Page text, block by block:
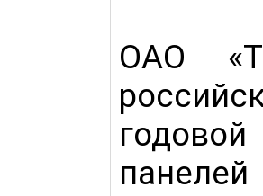
ОАО